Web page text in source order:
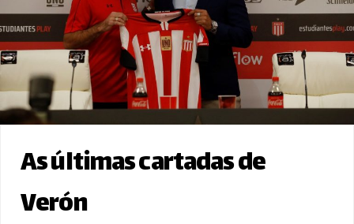
As últimas cartadas de
Verón